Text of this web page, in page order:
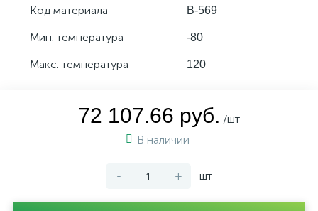
Код материала B-569
Мин. температура -80
Макс. температура 120
72 107.66 руб. /шт
В наличии
- + шт